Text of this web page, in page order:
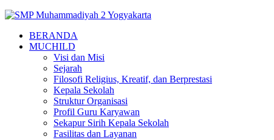
BERANDA
MUCHILD
Visi dan Misi
Sejarah
Filosofi Religius, Kreatif, dan Berprestasi
Kepala Sekolah
Struktur Organisasi
Profil Guru Karyawan
Sekapur Sirih Kepala Sekolah
Fasilitas dan Layanan